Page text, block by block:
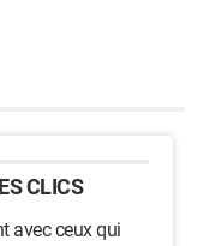
CLICS
avec ceux qui